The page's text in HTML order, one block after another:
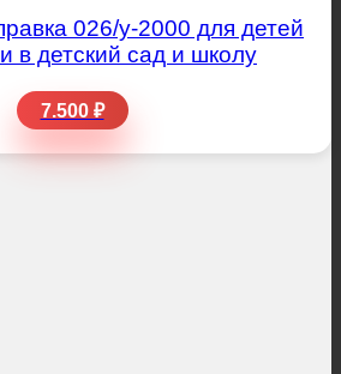
026/у-2000 для детей
в детский сад и школу
7.500 ₽